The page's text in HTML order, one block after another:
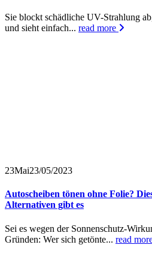
Sie blockt schädliche UV-Strahlung
und sieht einfach... read more
23Mai23/05/2023
Autoscheiben tönen ohne Folie?
Alternativen gibt es
Sei es wegen der Sonnenschutz-
Gründen: Wer sich getönte... read